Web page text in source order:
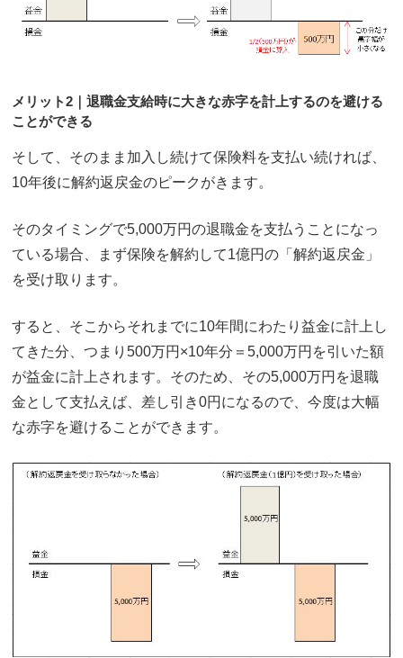
メリット2｜退職金支給時に大きな赤字を計上するのを避ける
ことができる
そして、そのまま加入し続けて保険料を支払い続ければ、
10年後に解約返戻金のピークがきます。
そのタイミングで5,000万円の退職金を支払うことになっ
ている場合、まず保険を解約して1億円の「解約返戻金」
を受け取ります。
すると、そこからそれまでに10年間にわたり益金に計上し
てきた分、つまり500万円×10年分＝5,000万円を引いた額
が益金に計上されます。そのため、その5,000万円を退職
金として支払えば、差し引き0円になるので、今度は大幅
な赤字を避けることができます。